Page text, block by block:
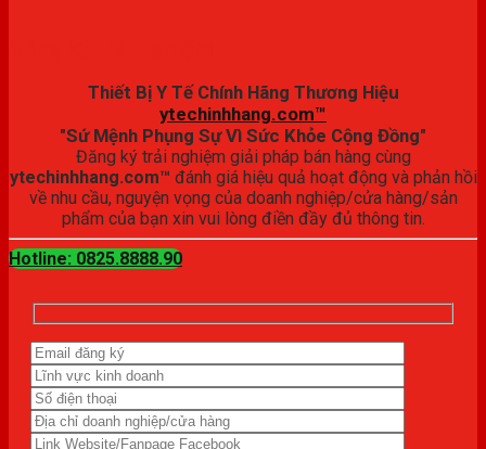
Thiết Bị Y Tế Chính Hãng Thương Hiệu
ytechinhhang.com™
"Sứ Mệnh Phụng Sự Vì Sức Khỏe Cộng Đồng"
Đăng ký trải nghiệm giải pháp bán hàng cùng
ytechinhhang.com™ đánh giá hiệu quả hoạt động và phản hồi
về nhu cầu, nguyện vọng của doanh nghiệp/cửa hàng/sản
phẩm của bạn xin vui lòng điền đầy đủ thông tin.
Hotline: 0825.8888.90